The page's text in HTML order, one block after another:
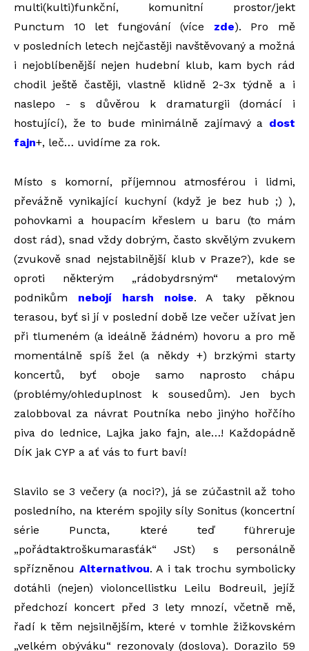
multi(kulti)funkční, komunitní prostor/jekt
Punctum 10 let fungování (více zde). Pro mě
v posledních letech nejčastěji navštěvovaný a možná
i nejoblíbenější nejen hudební klub, kam bych rád
chodil ještě častěji, vlastně klidně 2-3x týdně a i
naslepo - s důvěrou k dramaturgii (domácí i
hostující), že to bude minimálně zajímavý a dost
fajn+, leč… uvidíme za rok.
Místo s komorní, příjemnou atmosférou i lidmi,
převážně vynikající kuchyní (když je bez hub ;) ),
pohovkami a houpacím křeslem u baru (to mám
dost rád), snad vždy dobrým, často skvělým zvukem
(zvukově snad nejstabilnější klub v Praze?), kde se
oproti některým „rádobydrsným“ metalovým
podnikům nebojí harsh noise. A taky pěknou
terasou, byť si jí v poslední době lze večer užívat jen
při tlumeném (a ideálně žádném) hovoru a pro mě
momentálně spíš žel (a někdy +) brzkými starty
koncertů, byť oboje samo naprosto chápu
(problémy/ohleduplnost k sousedům). Jen bych
zalobboval za návrat Poutníka nebo jinýho hořčího
piva do lednice, Lajka jako fajn, ale…! Každopádně
DÍK jak CYP a ať vás to furt baví!
Slavilo se 3 večery (a noci?), já se zúčastnil až toho
posledního, na kterém spojily síly Sonitus (koncertní
série Puncta, které teď führeruje
„pořádtaktroškumarasťák“ JSt) s personálně
spřízněnou Alternativou. A i tak trochu symbolicky
dotáhli (nejen) violoncellistku Leilu Bodreuil, jejíž
předchozí koncert před 3 lety mnozí, včetně mě,
řadí k těm nejsilnějším, které v tomhle žižkovském
„velkém obýváku“ rezonovaly (doslova). Dorazilo 59